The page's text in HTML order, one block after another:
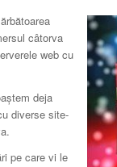
câtorva
web cu
deja
diverse site-
pe care vi le